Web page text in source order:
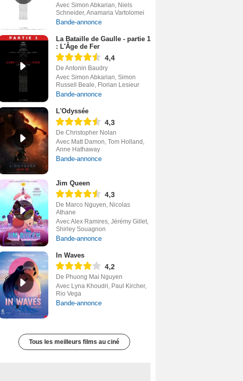
Avec Simon Abkarian, Niels
Schneider, Anamaria Vartolomei
Bande-annonce
La Bataille de Gaulle - partie 1
: L'Âge de Fer
4,4
De Antonin Baudry
Avec Simon Abkarian, Simon
Russell Beale, Florian Lesieur
Bande-annonce
L'Odyssée
4,3
De Christopher Nolan
Avec Matt Damon, Tom Holland,
Anne Hathaway
Bande-annonce
Jim Queen
4,3
De Marco Nguyen, Nicolas
Athane
Avec Alex Ramires, Jérémy Gillet,
Shirley Souagnon
Bande-annonce
In Waves
4,2
De Phuong Mai Nguyen
Avec Lyna Khoudri, Paul Kircher,
Rio Vega
Bande-annonce
Tous les meilleurs films au ciné